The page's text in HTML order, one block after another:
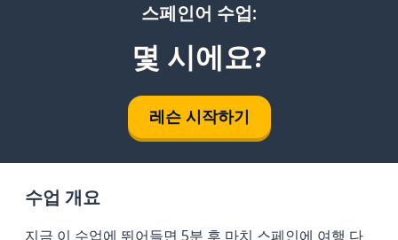
스페인어 수업:
몇 시에요?
레슨 시작하기
수업 개요
지금 이 수업에 뛰어들면 5분 후 마치 스페인에 여행 다